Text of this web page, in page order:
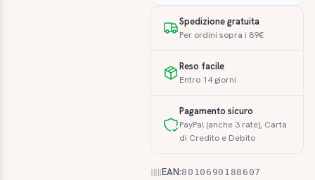
Spedizione gratuita
Per ordini sopra i 89€
Reso facile
Entro 14 giorni
Pagamento sicuro
PayPal (anche 3 rate), Carta
di Credito e Debito
EAN:8010690188607